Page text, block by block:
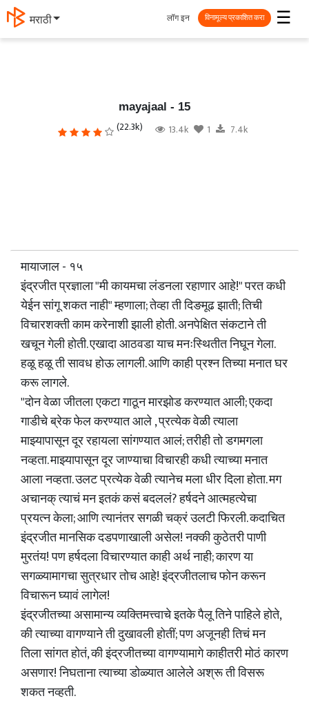
मराठी ☰
लॉग इन विनामूल्य प्रकाशित करा
mayajaal - 15
(22.3k) 13.4k 1 7.4k
मायाजाल - १५
इंद्रजीत प्रज्ञाला "मी कायमचा लंडनला रहाणार आहे!" परत कधी
येईन सांगू शकत नाही" म्हणाला; तेव्हा ती दिङमूढ झाती; तिची
विचारशक्ती काम करेनाशी झाली होती. अनपेक्षित संकटाने ती
खचून गेली होती. एखादा आठवडा याच मनःस्थितीत निघून गेला.
हळू हळू ती सावध होऊ लागली. आणि काही प्रश्न तिच्या मनात घर
करू लागले.
"दोन वेळा जीतला एकटा गाठून मारझोड करण्यात आली; एकदा
गाडीचे ब्रेक फेल करण्यात आले , प्रत्येक वेळी त्याला
माझ्यापासून दूर रहायला सांगण्यात आलं; तरीही तो डगमगला
नव्हता. माझ्यापासून दूर जाण्याचा विचारही कधी त्याच्या मनात
आला नव्हता. उलट प्रत्येक वेळी त्यानेच मला धीर दिला होता. मग
अचानक् त्याचं मन इतकं कसं बदललं? हर्षदने आत्महत्येचा
प्रयत्न केला; आणि त्यानंतर सगळी चक्रं उलटी फिरली. कदाचित
इंद्रजीत मानसिक दडपणाखाली असेल! नक्की कुठेतरी पाणी
मुरतंय! पण हर्षदला विचारण्यात काही अर्थ नाही; कारण या
सगळ्यामागचा सुत्रधार तोच आहे! इंद्रजीतलाच फोन करून
विचारून घ्यावं लागेल!
इंद्रजीतच्या असामान्य व्यक्तिमत्त्वाचे इतके पैलू तिने पाहिले होते,
की त्याच्या वागण्याने ती दुखावली होतीं; पण अजूनही तिचं मन
तिला सांगत होतं, की इंद्रजीतच्या वागण्यामागे काहीतरी मोठं कारण
असणार! निघताना त्याच्या डोळ्यात आलेले अश्रू ती विसरू
शकत नव्हती.